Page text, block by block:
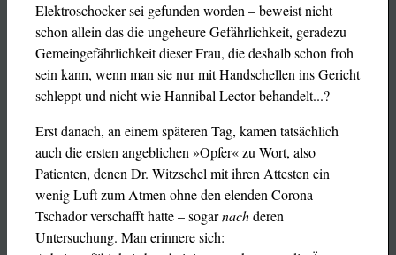
Elektroschocker sei gefunden worden ­– beweist nicht
schon allein das die ungeheure Gefährlichkeit, geradezu
Gemeingefährlichkeit dieser Frau, die deshalb schon froh
sein kann, wenn man sie nur mit Handschellen ins Gericht
schleppt und nicht wie Hannibal Lector behandelt...?
Erst danach, an einem späteren Tag, kamen tatsächlich
auch die ersten angeblichen »Opfer« zu Wort, also
Patienten, denen Dr. Witzschel mit ihren Attesten ein
wenig Luft zum Atmen ohne den elenden Corona-
Tschador verschafft hatte – sogarnachderen
Untersuchung. Man erinnere sich: